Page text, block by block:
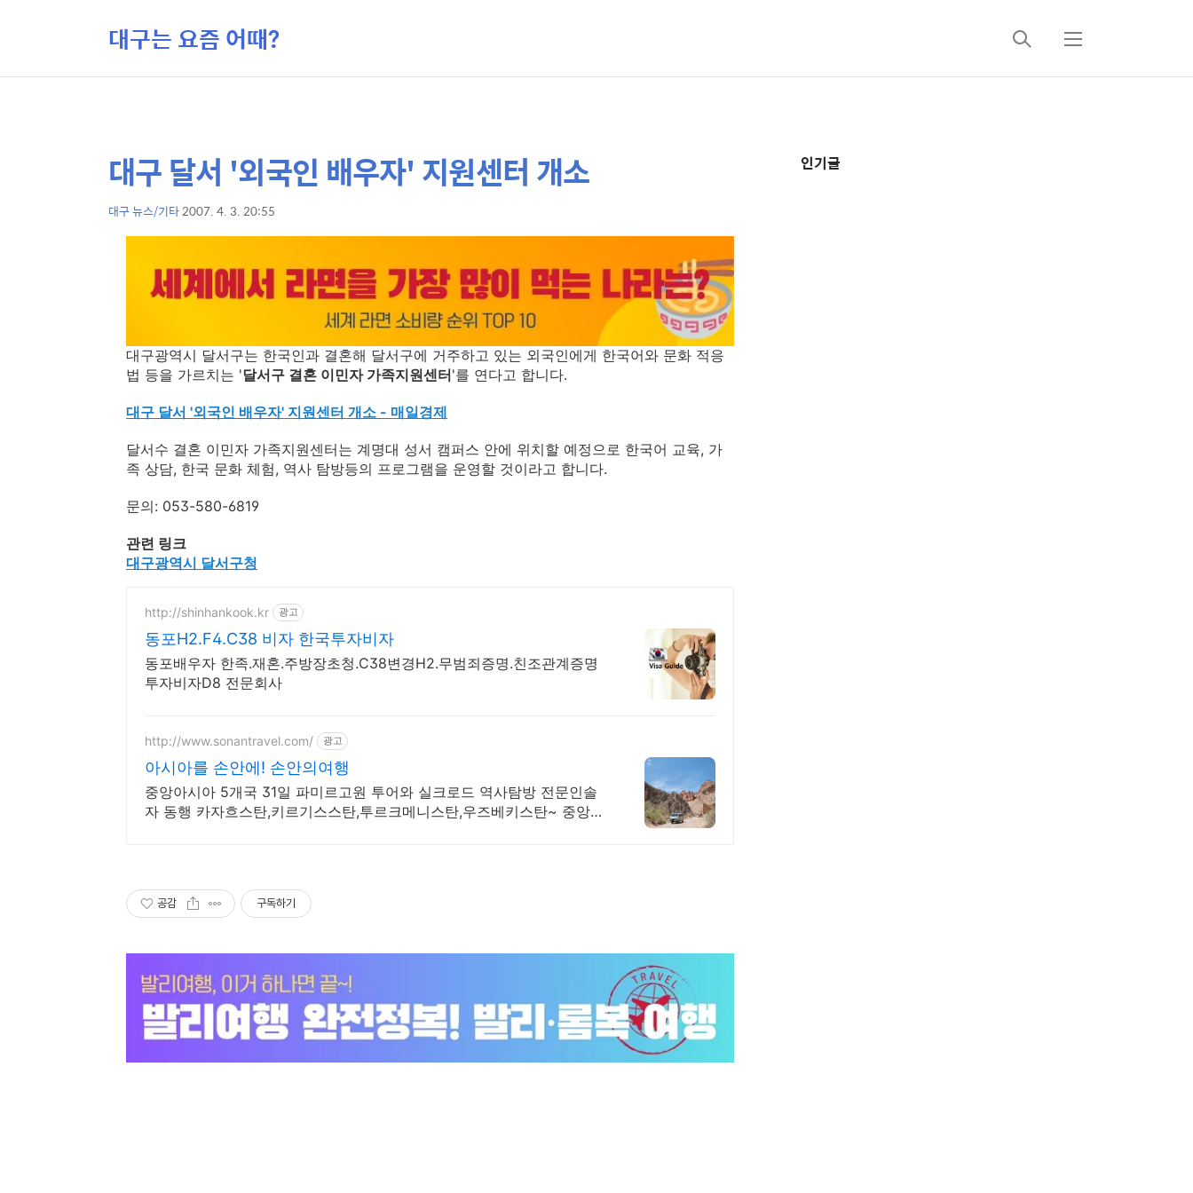
대구는 요즘 어때?
검
메
상
컨
본
문
제
대구 달서 '외국인 배우자' 지원센터 개소
대구 뉴스/기타2007. 4. 3. 20:55
대구광역시 달서구는 한국인과 결혼해 달서구에 거주하고 있는 외국인에게 한국어와 문화 적응
법 등을 가르치는 '달서구 결혼 이민자 가족지원센터'를 연다고 합니다.
대구 달서 '외국인 배우자' 지원센터 개소 - 매일경제
달서수 결혼 이민자 가족지원센터는 계명대 성서 캠퍼스 안에 위치할 예정으로 한국어 교육, 가
족 상담, 한국 문화 체험, 역사 탐방등의 프로그램을 운영할 것이라고 합니다.
문의: 053-580-6819
관련 링크
대구광역시 달서구청
http://shinhankook.kr 광고
동포H2.F4.C38 비자 한국투자비자
동포배우자 한족.재혼.주방장초청.C38변경H2.무범죄증명.친조관계증명
투자비자D8 전문회사
http://www.sonantravel.com/ 광고
아시아를 손안에! 손안의여행
중앙아시아 5개국 31일 파미르고원 투어와 실크로드 역사탐방 전문인솔
자 동행 카자흐스탄,키르기스스탄,투르크메니스탄,우즈베키스탄~ 중앙아
공감 구독하기
추
인기글